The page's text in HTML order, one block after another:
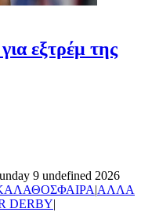
εξτρέμ της
9 undefined 2026
|ΑΛΛΑ
DERBY|